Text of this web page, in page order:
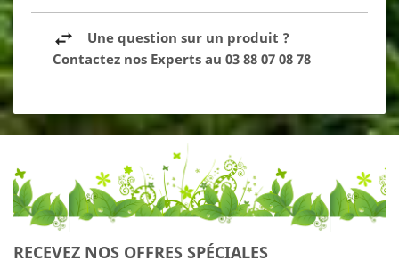
Une question sur un produit ?
Contactez nos Experts au 03 88 07 08 78
RECEVEZ NOS OFFRES SPÉCIALES